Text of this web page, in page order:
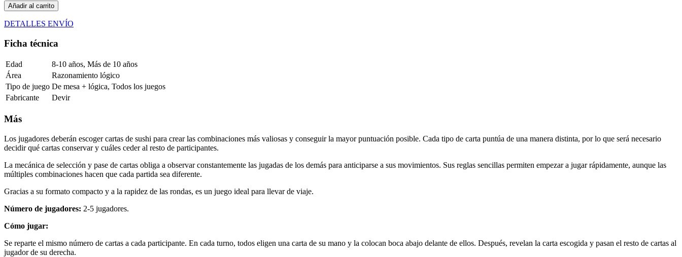
Añadir al carrito
DETALLES ENVÍO
Ficha técnica
Edad
8-10 años, Más de 10 años
Área
Razonamiento lógico
Tipo de juego De mesa + lógica, Todos los juegos
Fabricante
Devir
Más
Los jugadores deberán escoger cartas de sushi para crear las combinaciones más valiosas y conseguir la mayor puntuación posible. Cada tipo de carta puntúa de una manera distinta, por lo que será necesario
decidir qué cartas conservar y cuáles ceder al resto de participantes.
La mecánica de selección y pase de cartas obliga a observar constantemente las jugadas de los demás para anticiparse a sus movimientos. Sus reglas sencillas permiten empezar a jugar rápidamente, aunque las
múltiples combinaciones hacen que cada partida sea diferente.
Gracias a su formato compacto y a la rapidez de las rondas, es un juego ideal para llevar de viaje.
Número de jugadores: 2-5 jugadores.
Cómo jugar:
Se reparte el mismo número de cartas a cada participante. En cada turno, todos eligen una carta de su mano y la colocan boca abajo delante de ellos. Después, revelan la carta escogida y pasan el resto de cartas al
jugador de su derecha.